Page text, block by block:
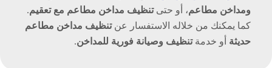
ومداخن مطاعم، أو حتىتنظيف مداخن مطاعم مع تعقيم.
كما يمكنك من خلاله الاستفسار عنتنظيف مداخن مطاعم
حديثة أو خدمةتنظيف وصيانة فورية للمداخن.